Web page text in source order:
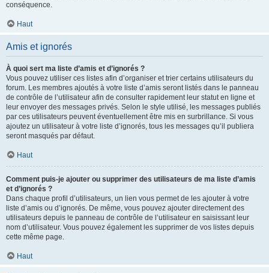
conséquence.
Haut
Amis et ignorés
À quoi sert ma liste d’amis et d’ignorés ?
Vous pouvez utiliser ces listes afin d’organiser et trier certains utilisateurs du
forum. Les membres ajoutés à votre liste d’amis seront listés dans le panneau
de contrôle de l’utilisateur afin de consulter rapidement leur statut en ligne et
leur envoyer des messages privés. Selon le style utilisé, les messages publiés
par ces utilisateurs peuvent éventuellement être mis en surbrillance. Si vous
ajoutez un utilisateur à votre liste d’ignorés, tous les messages qu’il publiera
seront masqués par défaut.
Haut
Comment puis-je ajouter ou supprimer des utilisateurs de ma liste d’amis
et d’ignorés ?
Dans chaque profil d’utilisateurs, un lien vous permet de les ajouter à votre
liste d’amis ou d’ignorés. De même, vous pouvez ajouter directement des
utilisateurs depuis le panneau de contrôle de l’utilisateur en saisissant leur
nom d’utilisateur. Vous pouvez également les supprimer de vos listes depuis
cette même page.
Haut